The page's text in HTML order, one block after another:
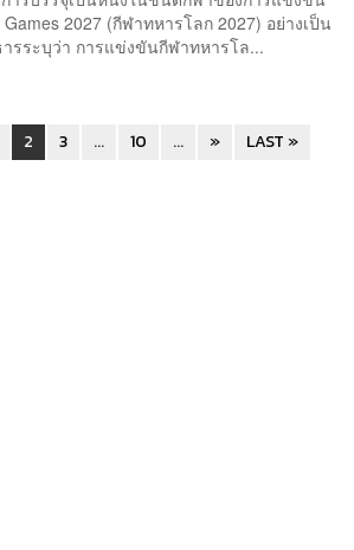
2027 (กีฬาทหารโลก 2027) อย่างเป็น
รระบุว่า การแข่งขันกีฬาทหารโล...
2 3 ... 10 ... » LAST »